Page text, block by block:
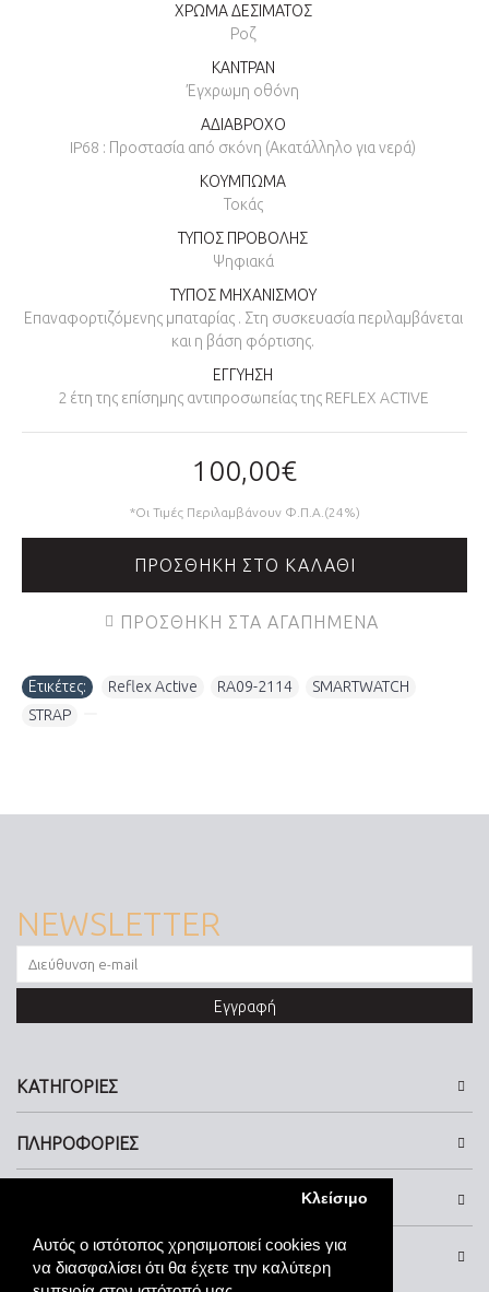
Αυτός ο ιστότοπος χρησιμοποιεί cookies για
να διασφαλίσει ότι θα έχετε την καλύτερη
Κλείσιμο
ΧΡΩΜΑ ΔΕΣΙΜΑΤΟΣ
Ροζ
ΚΑΝΤΡΑΝ
Έγχρωμη οθόνη
ΑΔΙΑΒΡΟΧΟ
IP68 : Προστασία από σκόνη (Ακατάλληλο για νερά)
ΚΟΥΜΠΩΜΑ
Τοκάς
ΤΥΠΟΣ ΠΡΟΒΟΛΗΣ
Ψηφιακά
ΤΥΠΟΣ ΜΗΧΑΝΙΣΜΟΥ
Επαναφορτιζόμενης μπαταρίας . Στη συσκευασία περιλαμβάνεται
και η βάση φόρτισης.
ΕΓΓΥΗΣΗ
2 έτη της επίσημης αντιπροσωπείας της REFLEX ACTIVE
100,00€
*Οι Τιμές Περιλαμβάνουν Φ.Π.Α.(24%)
ΠΡΟΣΘΉΚΗ ΣΤΟ ΚΑΛΆΘΙ
ΠΡΟΣΘΉΚΗ ΣΤΑ ΑΓΑΠΗΜΈΝΑ
Ετικέτες: Reflex Active RA09-2114 SMARTWATCH
STRAP
NEWSLETTER
Εγγραφή
ΚΑΤΗΓΟΡΙΕΣ
ΠΛΗΡΟΦΟΡΙΕΣ
SOCIAL MEDIA